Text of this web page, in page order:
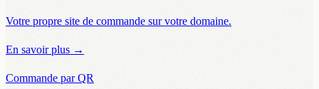
Votre propre site de commande sur votre domaine.
En savoir plus →
Commande par QR